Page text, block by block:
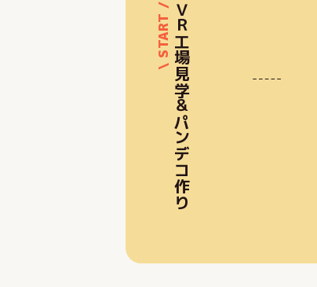
ＶＲ工場見学＆パンデコ作り